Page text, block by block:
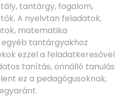
tantárgy, fogalom,
A nyelvtan feladatok,
matematika
tantárgyakhoz
ezzel a feladatkeresővel
tanítás, önnálló tanulás
ez a pedagógusoknak,